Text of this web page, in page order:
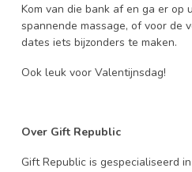
Kom van die bank af en ga er op
spannende massage, of voor de
dates iets bijzonders te maken.
Ook leuk voor Valentijnsdag!
Over Gift Republic
Gift Republic is gespecialiseerd